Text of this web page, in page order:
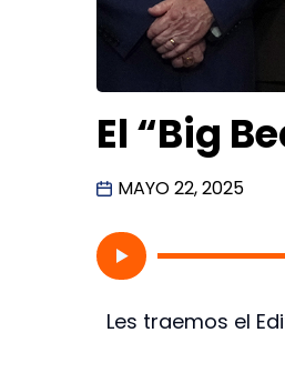
El “Big
MAYO 22, 2025
Les traemos el